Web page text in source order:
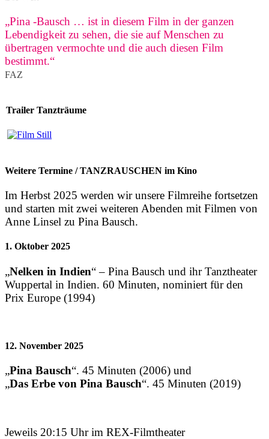
„Pina -Bausch … ist in diesem Film in der ganzen
Lebendigkeit zu sehen, die sie auf Menschen zu
übertragen vermochte und die auch diesen Film
bestimmt.“
FAZ
Trailer Tanzträume
Weitere Termine / TANZRAUSCHEN im Kino
Im Herbst 2025 werden wir unsere Filmreihe fortsetzen
und starten mit zwei weiteren Abenden mit Filmen von
Anne Linsel zu Pina Bausch.
1. Oktober 2025
„Nelken in Indien“ – Pina Bausch und ihr Tanztheater
Wuppertal in Indien. 60 Minuten, nominiert für den
Prix Europe (1994)
12. November 2025
„Pina Bausch“. 45 Minuten (2006) und
„Das Erbe von Pina Bausch“. 45 Minuten (2019)
Jeweils 20:15 Uhr im REX-Filmtheater